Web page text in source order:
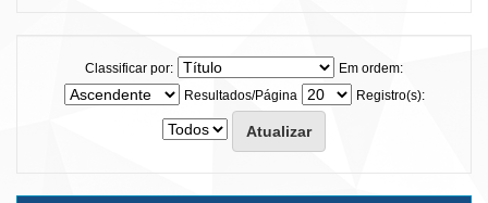
Classificar por:
Em ordem:
Resultados/Página
Registro(s):